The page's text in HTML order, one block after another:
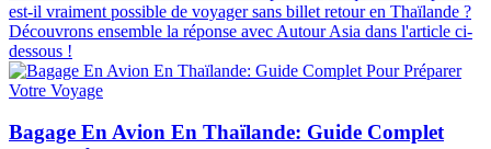
est-il vraiment possible de voyager sans billet retour en Thaïlande ?
Découvrons ensemble la réponse avec Autour Asia dans l'article ci-
dessous !
Bagage En Avion En Thaïlande: Guide Complet